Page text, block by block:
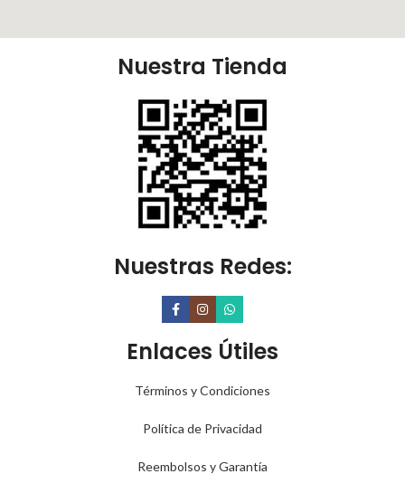
Nuestra Tienda
Nuestras Redes:
Enlaces Útiles
Términos y Condiciones
Política de Privacidad
Reembolsos y Garantía